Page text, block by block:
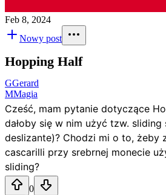
Feb 8, 2024
Nowy post
Hopping Half
GGerard
MMagia
Cześć, mam pytanie dotyczące
dałoby się w nim użyć tzw. sliding
deslizante)? Chodzi mi o to, żeby
cascarilli przy srebrnej monecie
sliding?
0